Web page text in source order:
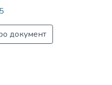
документ